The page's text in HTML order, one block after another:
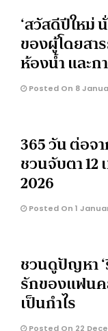
‘สวัสดีปีใหม่
ของผู้โดยสา
ห้องน้ำ และ
Posted On 8
365 วัน ต่อจ
ชวนจับตา
2026
Posted On 1
ชวนดูปัญหา ‘
รักของแฟน
เป็นกำไร
Posted On 22